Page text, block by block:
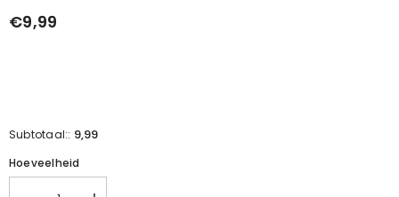
€9,99
Subtotaal:: 9,99
Hoeveelheid